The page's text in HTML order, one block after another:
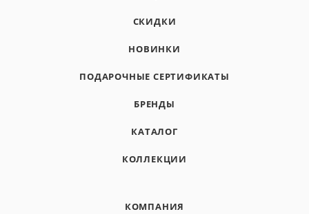
СКИДКИ
НОВИНКИ
ПОДАРОЧНЫЕ СЕРТИФИКАТЫ
БРЕНДЫ
КАТАЛОГ
КОЛЛЕКЦИИ
КОМПАНИЯ